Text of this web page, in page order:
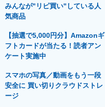
建設×テクノロジーの最前線
みんなが"リピ買い"している人
気商品
【抽選で5,000円分】Amazonギ
フトカードが当たる！読者アン
ケート実施中
スマホの写真／動画をもう一段
安全に 買い切りクラウドストレ
ージ